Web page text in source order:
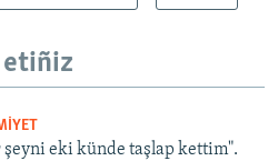
etiñiz
şeyni eki künde taşlap kettim".